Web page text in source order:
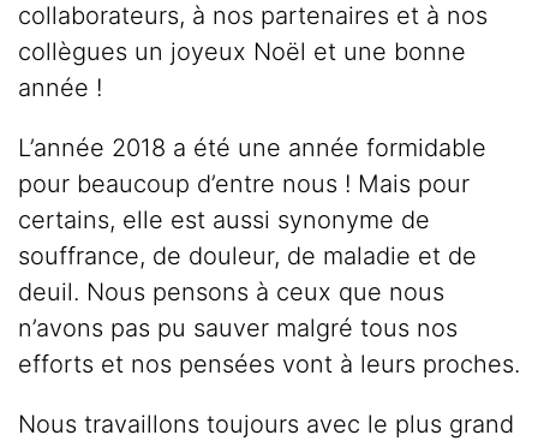
collaborateurs, à nos partenaires et à nos
collègues un joyeux Noël et une bonne
année !
L’année 2018 a été une année formidable
pour beaucoup d’entre nous ! Mais pour
certains, elle est aussi synonyme de
souffrance, de douleur, de maladie et de
deuil. Nous pensons à ceux que nous
n’avons pas pu sauver malgré tous nos
efforts et nos pensées vont à leurs proches.
Nous travaillons toujours avec le plus grand